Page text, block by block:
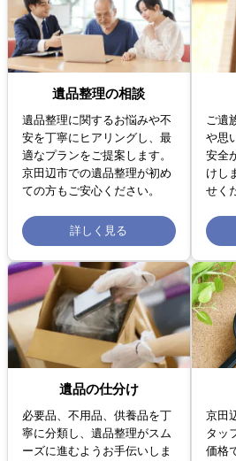
遺品整理の相談
遺品整理に関するお悩みや不
安を丁寧にヒアリングし、最
適なプランをご提案します。
京田辺市での遺品整理が初め
ての方もご安心ください。
詳しく見る
ご遺
や思
安全
けし
せく
遺品の仕分け
必要品、不用品、供養品を丁
寧に分類し、遺品整理がスム
ーズに進むようお手伝いしま
京田
タッ
価格